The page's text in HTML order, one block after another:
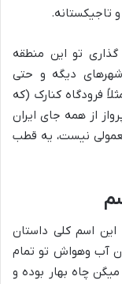
تاجیکستانه.
تو این منطقه
شهرهای دیگه و حتی
فرودگاه کنارک (که
پرواز از همه جای ایران
نیست، یه قطب
این اسم کلی داستان
آب وهواش تو تمام
چاه بهار بوده و